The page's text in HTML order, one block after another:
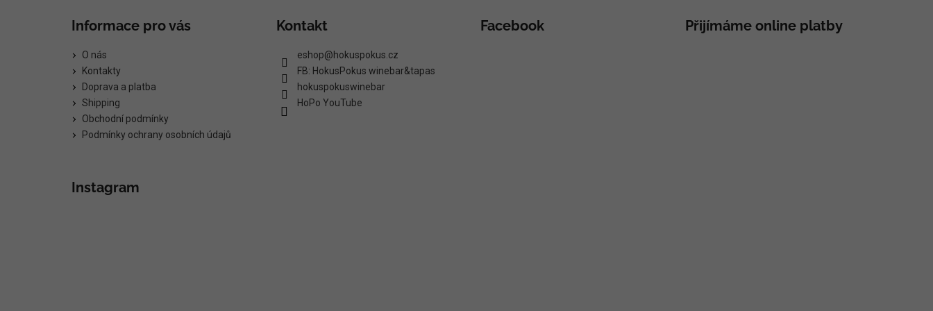
Informace pro vás
O nás
Kontakty
Doprava a platba
Shipping
Obchodní podmínky
Podmínky ochrany osobních údajů
Kontakt
eshop@hokuspokus.cz
FB: HokusPokus winebar&tapas
hokuspokuswinebar
HoPo YouTube
Facebook Přijímáme online platby
Instagram